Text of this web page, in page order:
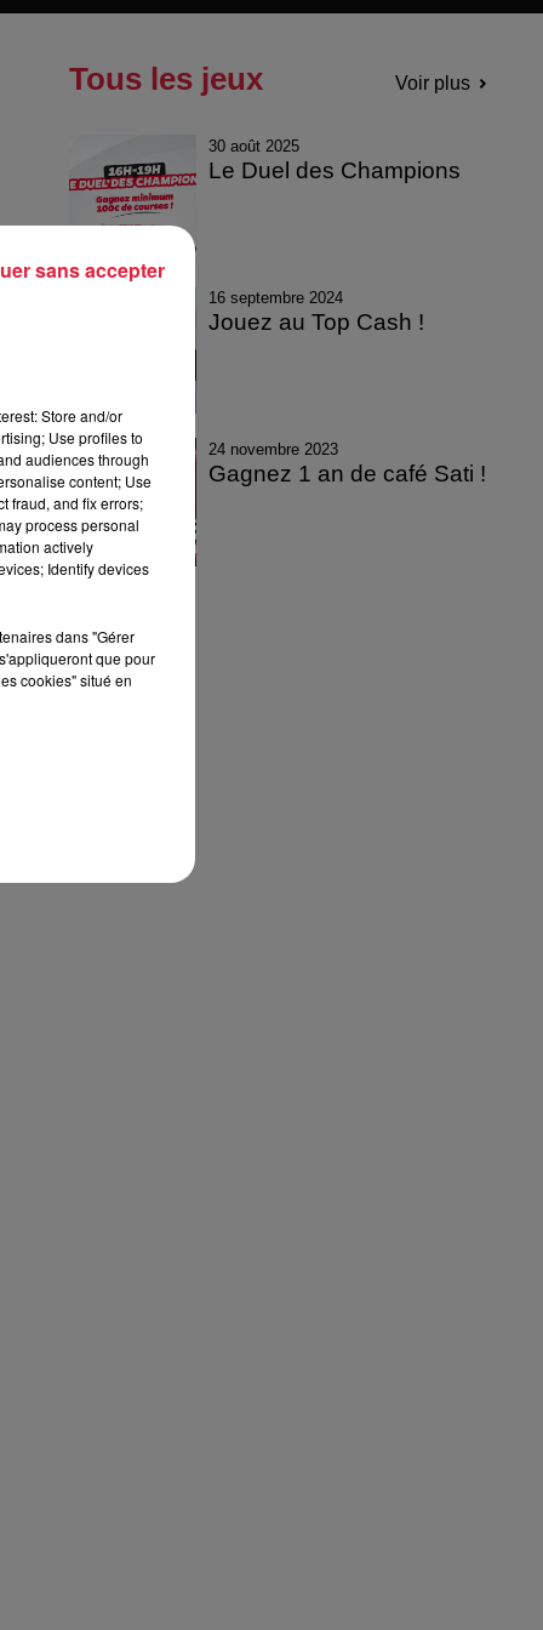
Tous les jeux Voir plus
30 août 2025
Le Duel des Champions
16 septembre 2024
Jouez au Top Cash !
24 novembre 2023
Gagnez 1 an de café Sati !
Store and/or
Use profiles to
audiences through
content; Use
fraud, and fix errors;
process personal
actively
Identify devices
dans "Gérer
que pour
cookies" situé en
sans accepter